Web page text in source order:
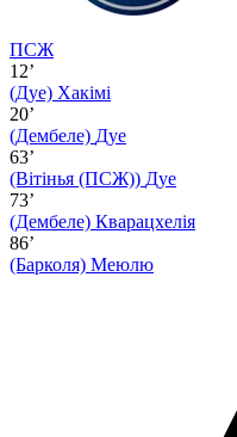
ПСЖ
12’
(Дуе) Хакімі
20’
(Дембеле) Дуе
63’
(Вітінья (ПСЖ)) Дуе
73’
(Дембеле) Кварацхелія
86’
(Барколя) Меюлю